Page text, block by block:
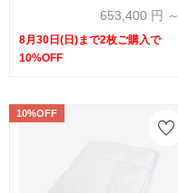
付き【まとめ買い特典 2枚ご購
653,400 円 ～
8月30日(日)まで2枚ご購入で
10%OFF
10%OFF